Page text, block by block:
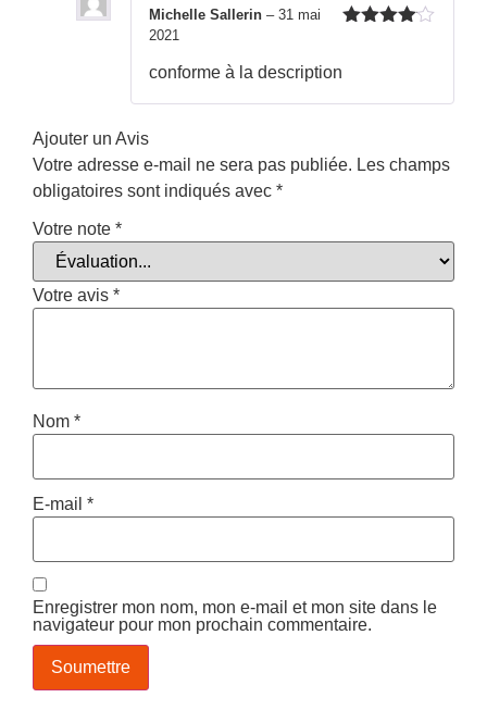
Michelle Sallerin – 31 mai
2021
conforme à la description
Ajouter un Avis
Votre adresse e-mail ne sera pas publiée. Les champs
obligatoires sont indiqués avec *
Votre note *
Votre avis *
Nom *
E-mail *
Enregistrer mon nom, mon e-mail et mon site dans le
navigateur pour mon prochain commentaire.